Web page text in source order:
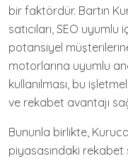
bir faktördür. Bartın
satıcıları, SEO
potansiyel
motorlarına uyumlu
kullanılması, bu
ve rekabet avantajı
Bununla birlikte,
piyasasındaki